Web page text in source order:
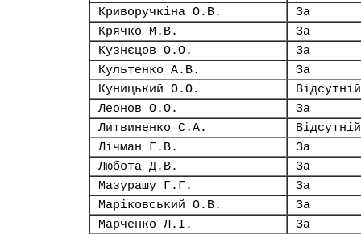
Криворучкіна О.В.
За
Крячко М.В.
За
Кузнєцов О.О.
За
Культенко А.В.
За
Куницький О.О.
Відсутній
Леонов О.О.
За
Литвиненко С.А.
Відсутній
Лічман Г.В.
За
Любота Д.В.
За
Мазурашу Г.Г.
За
Маріковський О.В.
За
Марченко Л.І.
За